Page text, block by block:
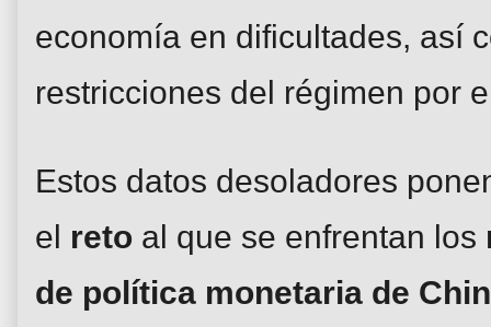
economía en dificultades, así
restricciones del régimen por
Estos datos desoladores
el reto al que se enfrentan los
de política monetaria de